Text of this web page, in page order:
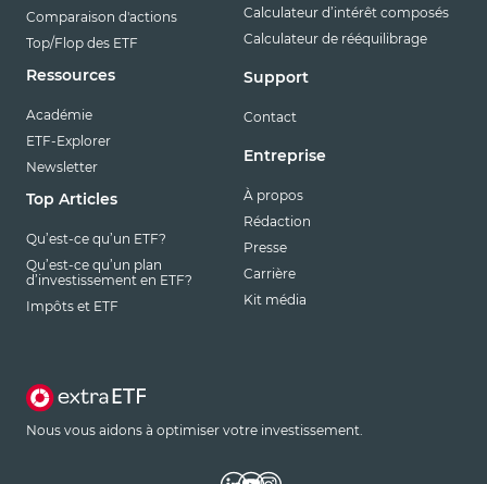
Comparaison d'actions
Top/Flop des ETF
Ressources
Académie
ETF-Explorer
Newsletter
Top Articles
Qu’est-ce qu’un ETF?
Qu’est-ce qu’un plan
d’investissement en ETF?
Impôts et ETF
Calculateur d’intérêt composés
Calculateur de rééquilibrage
Support
Contact
Entreprise
À propos
Rédaction
Presse
Carrière
Kit média
Nous vous aidons à optimiser votre investissement.